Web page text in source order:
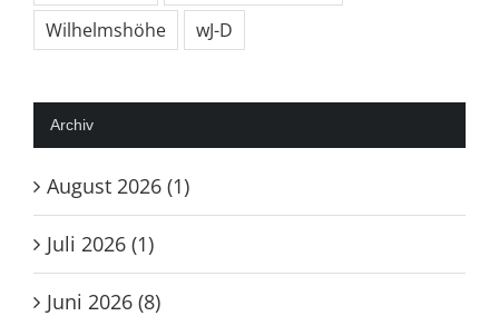
Wilhelmshöhe
wJ-D
Archiv
August 2026 (1)
Juli 2026 (1)
Juni 2026 (8)